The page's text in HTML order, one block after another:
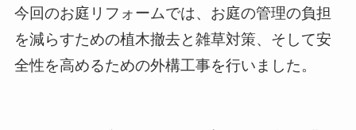
今回のお庭リフォームでは、お庭の管理の負担
を減らすための植木撤去と雑草対策、そして安
全性を高めるための外構工事を行いました。